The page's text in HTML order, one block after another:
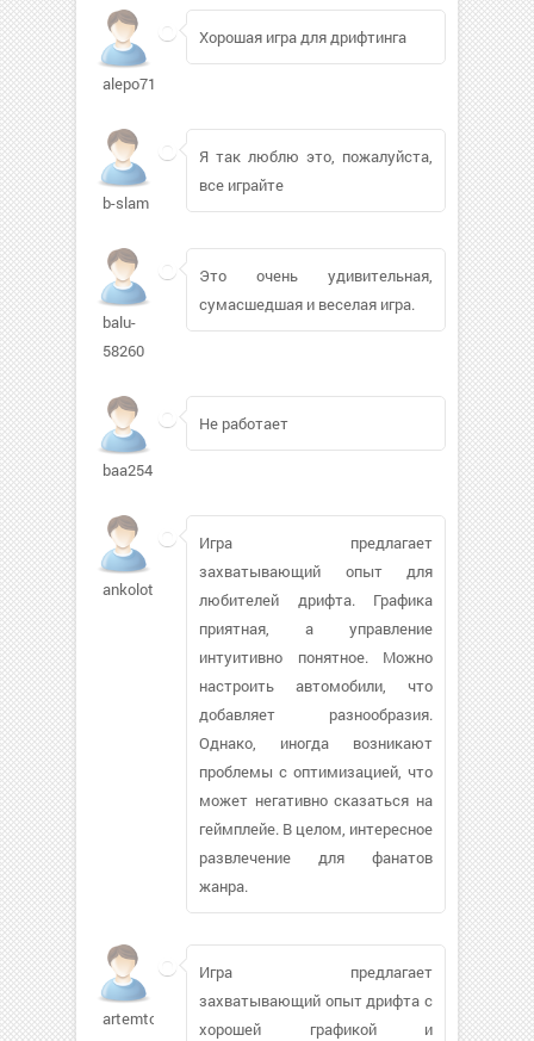
alepo71
Хорошая игра для дрифтинга
b-slam
Я так люблю это, пожалуйста,
все играйте
balu-
58260
Это очень удивительная,
сумасшедшая и веселая игра.
baa2541889
Не работает
ankolotov
Игра предлагает
захватывающий опыт для
любителей дрифта. Графика
приятная, а управление
интуитивно понятное. Можно
настроить автомобили, что
добавляет разнообразия.
Однако, иногда возникают
проблемы с оптимизацией, что
может негативно сказаться на
геймплейе. В целом, интересное
развлечение для фанатов
жанра.
artemtorba505
Игра предлагает
захватывающий опыт дрифта с
хорошей графикой и